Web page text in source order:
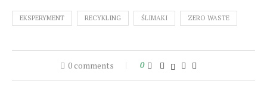
EKSPERYMENT RECYKLING ŚLIMAKI ZERO WASTE
0 comments 0